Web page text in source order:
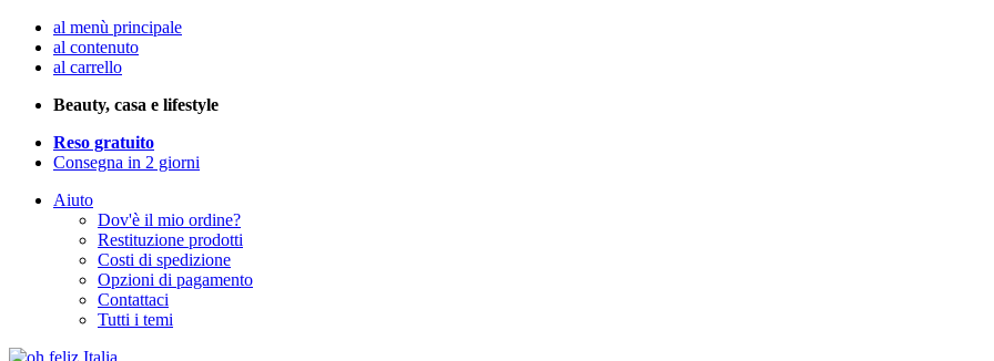
al menù principale
al contenuto
al carrello
Beauty, casa e lifestyle
Reso gratuito
Consegna in 2 giorni
Aiuto
Dov'è il mio ordine?
Restituzione prodotti
Costi di spedizione
Opzioni di pagamento
Contattaci
Tutti i temi